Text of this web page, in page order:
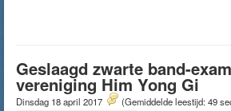
Geslaagd zwarte band-
vereniging Him Yong Gi
Dinsdag 18 april 2017 (Gemiddelde leestijd: 49